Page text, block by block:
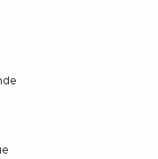
figurant dans